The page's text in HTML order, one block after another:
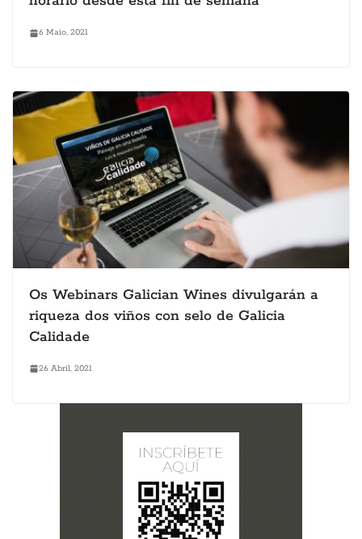
6 Maio, 2021
Os Webinars Galician Wines divulgarán a
riqueza dos viños con selo de Galicia
Calidade
26 Abril, 2021